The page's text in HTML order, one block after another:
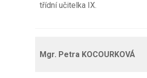
třídní učitelka IX.
Mgr. Petra KOCOURKOVÁ